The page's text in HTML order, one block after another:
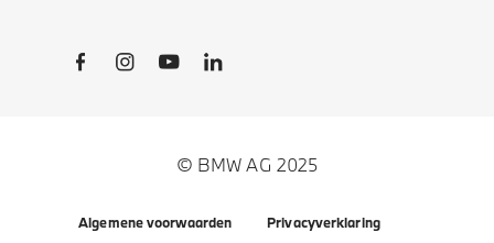
Social Links
© BMW AG 2025
Algemene voorwaarden Privacyverklaring